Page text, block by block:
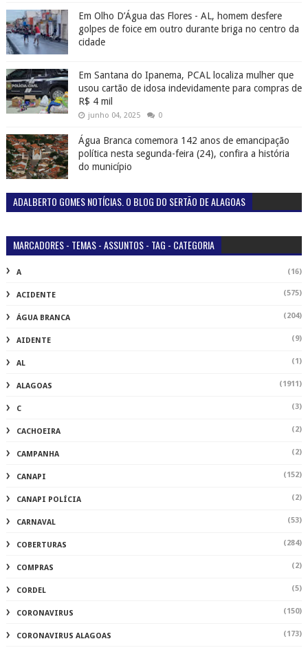
Em Olho D’Água das Flores - AL, homem desfere
golpes de foice em outro durante briga no centro da
cidade
Em Santana do Ipanema, PCAL localiza mulher que
usou cartão de idosa indevidamente para compras de
R$ 4 mil
junho 04, 2025 0
Água Branca comemora 142 anos de emancipação
política nesta segunda-feira (24), confira a história
do município
ADALBERTO GOMES NOTÍCIAS. O BLOG DO SERTÃO DE ALAGOAS
MARCADORES - TEMAS - ASSUNTOS - TAG - CATEGORIA
A (16)
ACIDENTE (575)
ÁGUA BRANCA (204)
AIDENTE (9)
AL (1)
ALAGOAS (1911)
C (3)
CACHOEIRA (2)
CAMPANHA (2)
CANAPI (152)
CANAPI POLÍCIA (2)
CARNAVAL (53)
COBERTURAS (284)
COMPRAS (2)
CORDEL (5)
CORONAVIRUS (150)
CORONAVIRUS ALAGOAS (173)